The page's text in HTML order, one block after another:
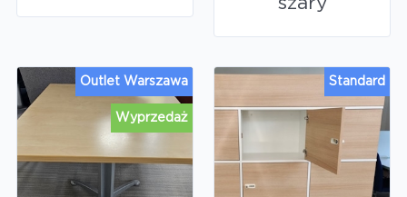
Wyprzedaż
Outlet Warszawa Standard